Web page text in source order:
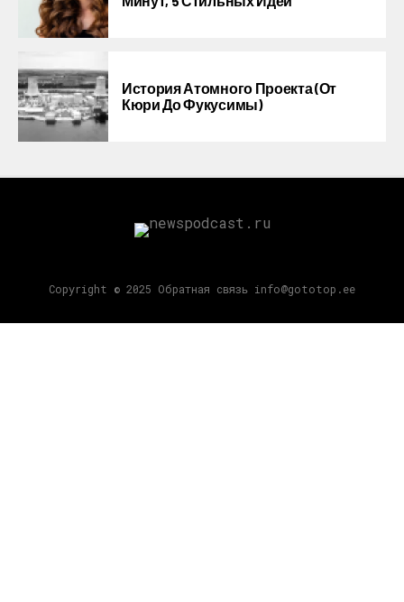
История Атомного Проекта (от
Кюри До Фукусимы)
Copyright © 2025 Обратная связь info@gototop.ee